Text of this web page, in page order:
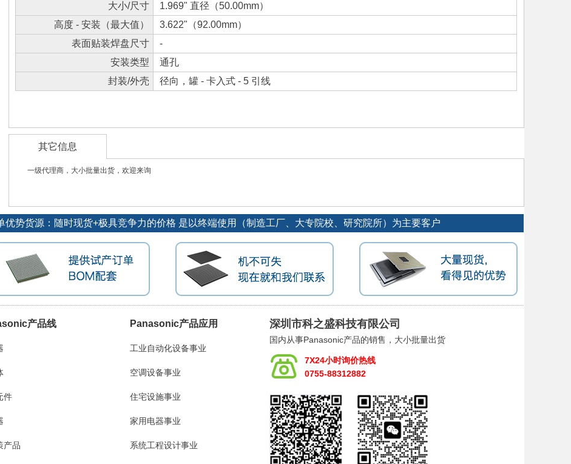
大小/尺寸
1.969" 直径（50.00mm）
高度 - 安装（最大值）
3.622"（92.00mm）
表面贴装焊盘尺寸
-
安装类型
通孔
封装/外壳
径向，罐 - 卡入式 - 5 引线
其它信息
一级代理商，大小批量出货，欢迎来询
优势货源：随时现货+极具竞争力的价格 是以终端使用（制造工厂、大专院校、研究院所）为主要客户
产品线
件
产品
Panasonic产品应用
工业自动化设备事业
空调设备事业
住宅设施事业
家用电器事业
系统工程设计事业
深圳市科之盛科技有限公司
国内从事Panasonic产品的销售，大小批量出货
7X24小时询价热线
0755-88312882